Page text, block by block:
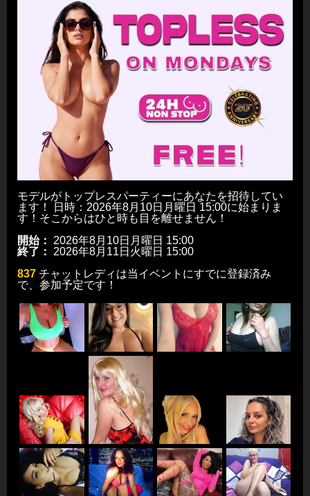
モデルがトップレスパーティーにあなたを招待してい
ます！ 日時：2026年8月10日月曜日 15:00に始まりま
す！そこからはひと時も目を離せません！
開始：
2026年8月10日月曜日 15:00
終了：
2026年8月11日火曜日 15:00
837 チャットレディは当イベントにすでに登録済み
で、参加予定です！